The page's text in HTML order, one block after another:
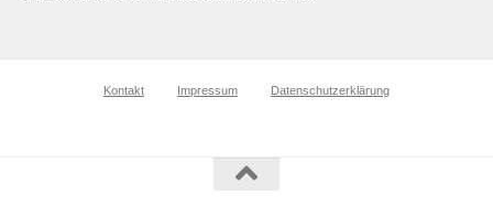
Kontakt Impressum Datenschutzerklärung